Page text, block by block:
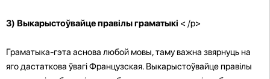
3) Выкарыстоўвайце правілы граматыкі < /p>
Граматыка-гэта аснова любой мовы, таму важна звярнуць на
яго дастаткова ўвагі Французская. Выкарыстоўвайце правілы